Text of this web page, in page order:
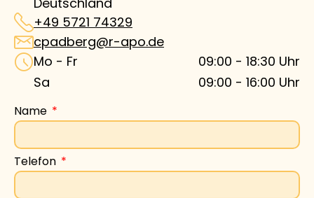
+49 5721 74329
cpadberg@r-apo.de
Mo - Fr
09:00 - 18:30 Uhr
Sa
09:00 - 16:00 Uhr
Name
Telefon